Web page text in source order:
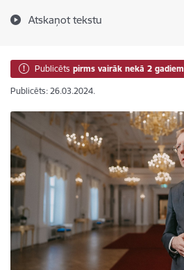
Atskaņot tekstu
Publicēts pirms vairāk nekā 2 gadiem
Publicēts: 26.03.2024.